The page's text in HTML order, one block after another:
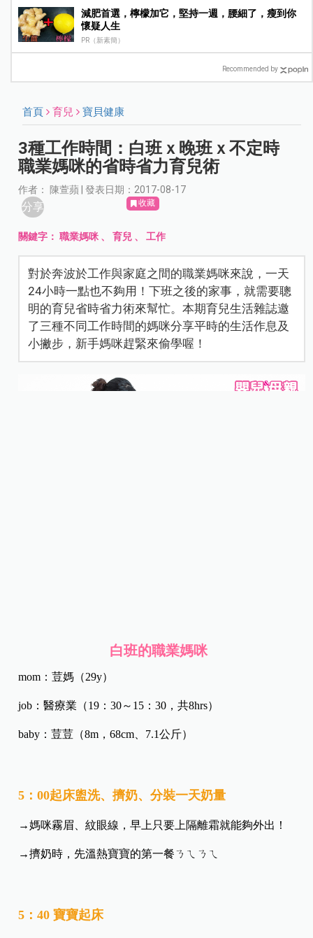
減肥首選，檸檬加它，堅持一週，腰細了，瘦到你
懷疑人生
PR（新素簡）
Recommended by
首頁 育兒 寶貝健康
3種工作時間：白班ｘ晚班ｘ不定時
職業媽咪的省時省力育兒術
作者： 陳萱蘋 | 發表日期：2017-08-17
分享 收藏
關鍵字：職業媽咪 、育兒 、工作
對於奔波於工作與家庭之間的職業媽咪來說，一天
24小時一點也不夠用！下班之後的家事，就需要聰
明的育兒省時省力術來幫忙。本期育兒生活雜誌邀
了三種不同工作時間的媽咪分享平時的生活作息及
小撇步，新手媽咪趕緊來偷學喔！
白班的職業媽咪
mom：荳媽（29y）
job：醫療業（19：30～15：30，共8hrs）
baby：荳荳（8m，68cm、7.1公斤）
5：00起床盥洗、擠奶、分裝一天奶量
→媽咪霧眉、紋眼線，早上只要上隔離霜就能夠外出！
→擠奶時，先溫熱寶寶的第一餐ㄋㄟㄋㄟ
5：40 寶寶起床